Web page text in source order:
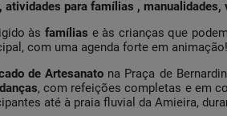
para famílias ,
às famílias e às crianças que
com uma agenda forte em animação!
de Artesanato na Praça de
, com refeições completas e em
até à praia fluvial da Amieira,